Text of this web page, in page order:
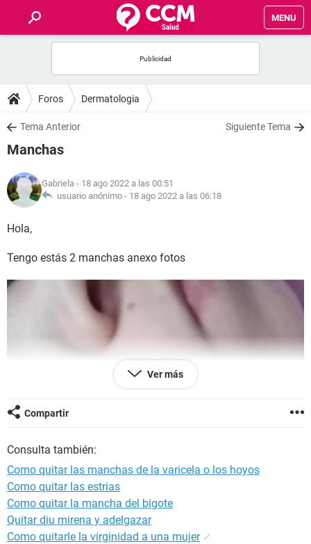
MENU
FOROS
SALUD
NUTRICIÓN
BIENESTAR
SEXUALIDAD
Foros Dermatologia
Tema Anterior Siguiente Tema
Manchas
Gabriela - 18 ago 2022 a las 00:51
usuario anónimo - 18 ago 2022 a las 06:18
Hola,
Tengo estás 2 manchas anexo fotos
Ver más
Compartir
Consulta también:
Como quitar las manchas de la varicela o los hoyos
Como quitar las estrias
Como quitar la mancha del bigote
Quitar diu mirena y adelgazar
Como quitarle la virginidad a una mujer ✓